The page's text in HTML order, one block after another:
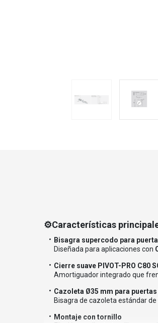
⚙️Características
Bisagra supercodo para
Diseñada para aplicaciones con
Cierre suave PIVOT-PRO C80
Amortiguador integrado que
Cazoleta Ø35 mm para
Bisagra de cazoleta estándar
Montaje con tornillo